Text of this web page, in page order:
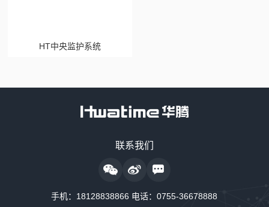
HT中央监护系统
联系我们
手机： 18128838866 电话：0755-36678888
18128838889